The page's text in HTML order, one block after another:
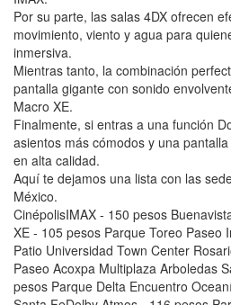
Por su parte, las salas 4DX ofrecen
movimiento, viento y agua para
inmersiva.
Mientras tanto, la combinación
pantalla gigante con sonido
Macro XE.
Finalmente, si entras a una función
asientos más cómodos y una
en alta calidad.
Aquí te dejamos una lista con las
México.
CinépolisIMAX - 150 pesos
XE - 105 pesos Parque Toreo Paseo
Patio Universidad Town Center
Paseo Acoxpa Multiplaza Arboledas
pesos Parque Delta Encuentro